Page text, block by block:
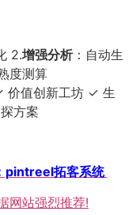
2.增强分析：自动生
度测算
价值创新工坊 ✓ 生
方案
pintreel拓客系统
网站强烈推荐!